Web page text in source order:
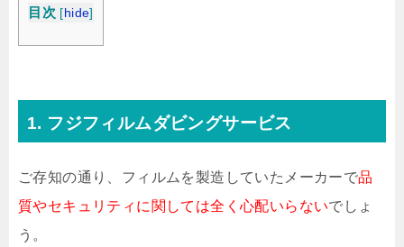
目次 [ hide]
1. フジフィルムダビングサービス
ご存知の通り、フィルムを製造していたメーカーで品
質やセキュリティに関しては全く心配いらないでしょ
う。